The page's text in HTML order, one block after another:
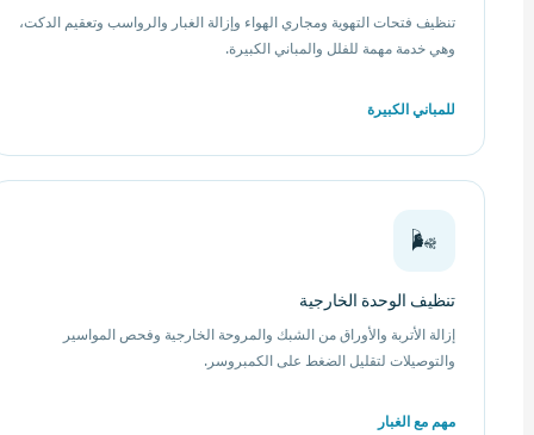
تنظيف فتحات التهوية ومجاري الهواء وإزالة الغبار والرواسب وتعقيم الدكت،
وهي خدمة مهمة للفلل والمباني الكبيرة.
للمباني الكبيرة
🌬️
تنظيف الوحدة الخارجية
إزالة الأتربة والأوراق من الشبك والمروحة الخارجية وفحص المواسير
والتوصيلات لتقليل الضغط على الكمبروسر.
مهم مع الغبار